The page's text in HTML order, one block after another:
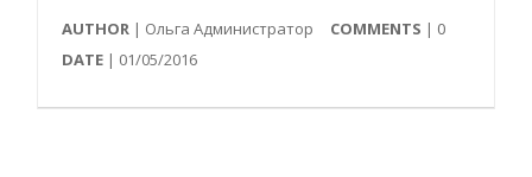
AUTHOR | Ольга Администратор COMMENTS | 0
DATE | 01/05/2016